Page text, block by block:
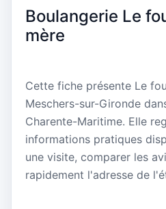
Boulangerie Le
mère
Cette fiche présente Le
Meschers-sur-Gironde
Charente-Maritime. Elle
informations pratiques
une visite, comparer les
rapidement l'adresse de